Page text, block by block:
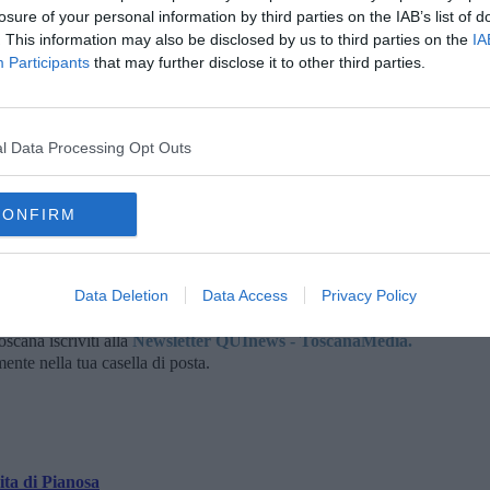
of your personal information by third parties on the IAB’s list of
This information may also be disclosed by us to third parties on the
Participants that may further disclose it to other third parties.
Data Processing Opt Outs
Data Deletion Data Access Privacy Policy
del valore aggiunto costituito dalrecupero unitario
internicon le aree agricoleriproponendo coltivazioni con
accordo con la competente Soprintendenza di Pisa
d'Elba iscriviti alla
nella tua casella di posta.
iscriviti allaNewsletter QUInews - ToscanaMedia.
nella tua casella di posta.
di Pianosa